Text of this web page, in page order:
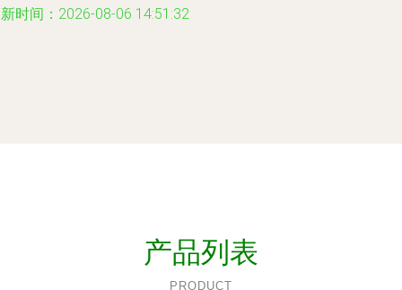
时间：2026-08-06 14:51:32
产品列表
PRODUCT